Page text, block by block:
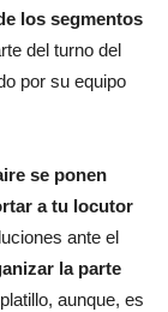
los segmentos
del turno del
por su equipo
se ponen
a tu locutor
ante el
la parte
aunque, es